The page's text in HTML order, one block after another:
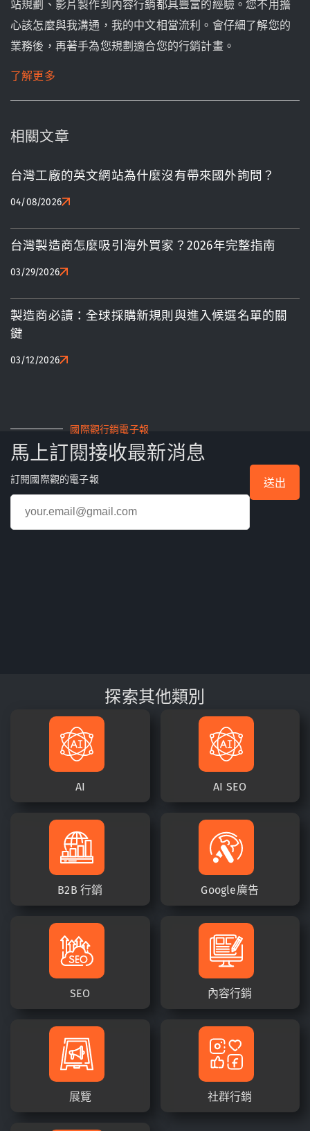
站規劃、影片製作到內容行銷都具豐富的經驗。您不用擔
心該怎麼與我溝通，我的中文相當流利。會仔細了解您的
業務後，再著手為您規劃適合您的行銷計畫。
了解更多
相關文章
台灣工廠的英文網站為什麼沒有帶來國外詢問？
04/08/2026
台灣製造商怎麼吸引海外買家？2026年完整指南
03/29/2026
製造商必讀：全球採購新規則與進入候選名單的關
鍵
03/12/2026
國際觀行銷電子報
馬上訂閱接收最新消息
訂閱國際觀的電子報
探索其他類別
AI AI SEO
B2B 行銷 Google廣告
SEO 內容行銷
展覽 社群行銷